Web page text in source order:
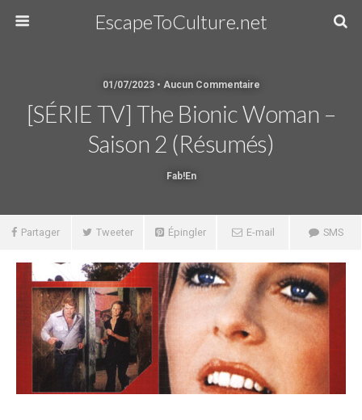
EscapeToCulture.net
01/07/2023 • Aucun Commentaire
[SÉRIE TV] The Bionic Woman –
Saison 2 (résumés)
Fab!en
Partager Tweeter Épingler E-mail SMS